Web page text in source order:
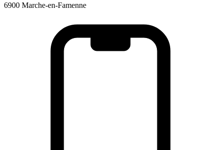
6900 Marche-en-Famenne